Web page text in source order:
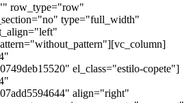
row_type="row"
type="full_width"
el_class="estilo-copete"]
align="right"